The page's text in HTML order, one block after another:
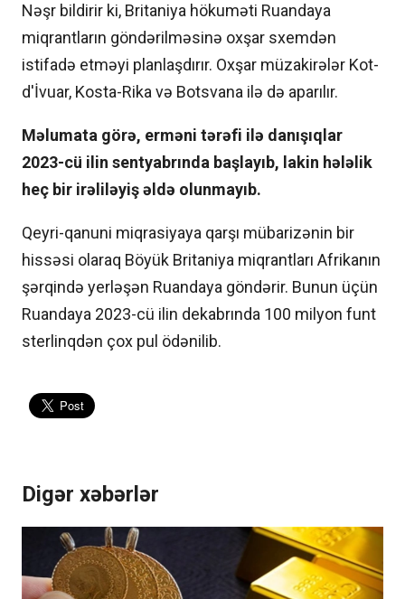
Nəşr bildirir ki, Britaniya hökuməti Ruandaya
miqrantların göndərilməsinə oxşar sxemdən
istifadə etməyi planlaşdırır. Oxşar müzakirələr Kot-
d'İvuar, Kosta-Rika və Botsvana ilə də aparılır.
Məlumata görə, erməni tərəfi ilə danışıqlar
2023-cü ilin sentyabrında başlayıb, lakin hələlik
heç bir irəliləyiş əldə olunmayıb.
Qeyri-qanuni miqrasiyaya qarşı mübarizənin bir
hissəsi olaraq Böyük Britaniya miqrantları Afrikanın
şərqində yerləşən Ruandaya göndərir. Bunun üçün
Ruandaya 2023-cü ilin dekabrında 100 milyon funt
sterlinqdən çox pul ödənilib.
Digər xəbərlər